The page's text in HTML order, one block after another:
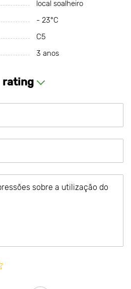
local soalheiro
- 23°С
C5
3 anos
rating